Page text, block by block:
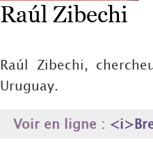
Raúl Zibechi
Raúl Zibechi,
Uruguay.
Voir en ligne :